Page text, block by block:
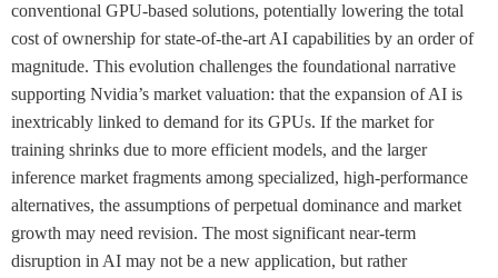
conventional GPU-based solutions, potentially lowering the total
cost of ownership for state-of-the-art AI capabilities by an order of
magnitude. This evolution challenges the foundational narrative
supporting Nvidia’s market valuation: that the expansion of AI is
inextricably linked to demand for its GPUs. If the market for
training shrinks due to more efficient models, and the larger
inference market fragments among specialized, high-performance
alternatives, the assumptions of perpetual dominance and market
growth may need revision. The most significant near-term
disruption in AI may not be a new application, but rather